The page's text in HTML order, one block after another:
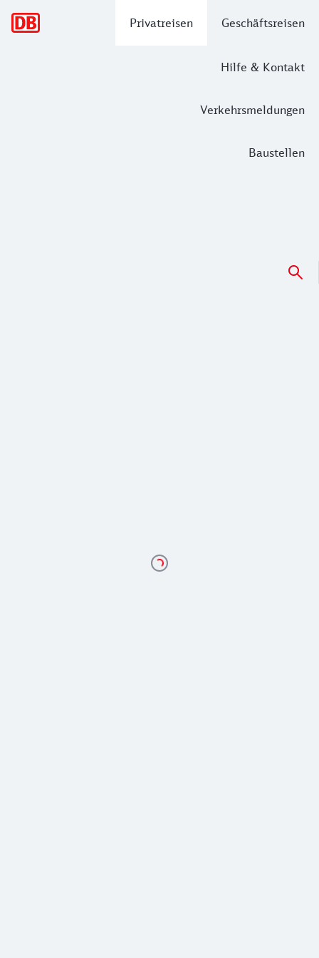
Privatreisen Geschäftsreisen
Hilfe & Kontakt
Verkehrsmeldungen
Baustellen